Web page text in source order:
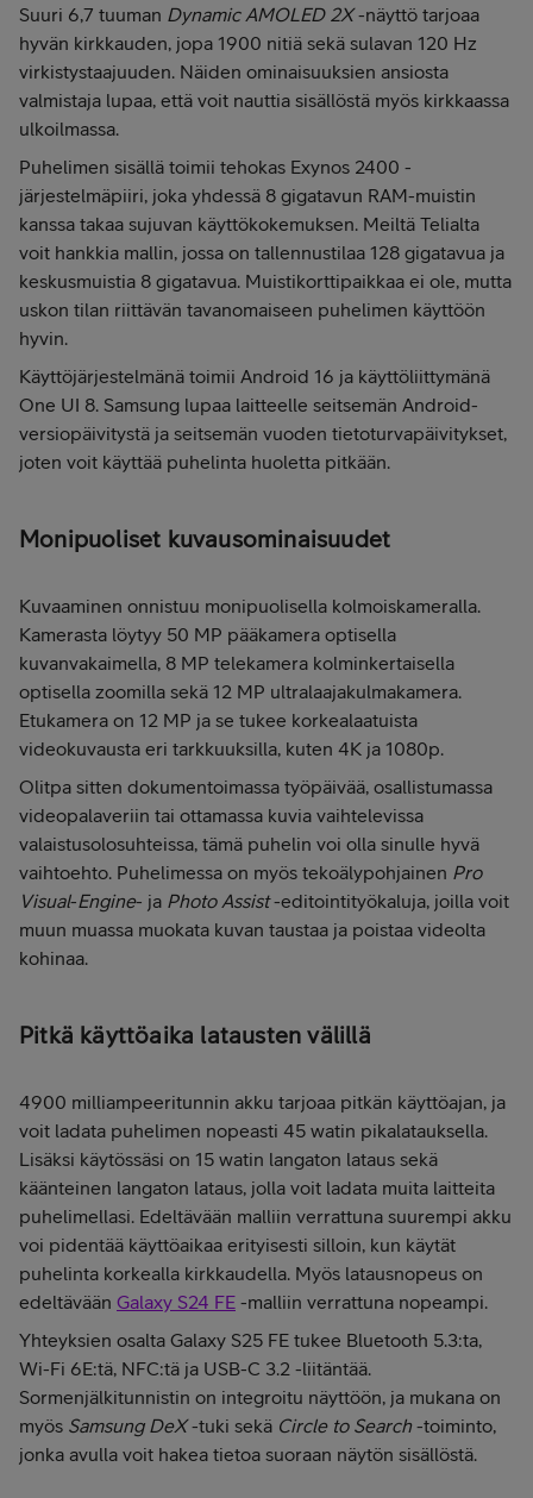
Suuri 6,7 tuuman Dynamic AMOLED 2X-näyttö tarjoaa
hyvän kirkkauden, jopa 1900 nitiä sekä sulavan 120 Hz
virkistystaajuuden. Näiden ominaisuuksien ansiosta
valmistaja lupaa, että voit nauttia sisällöstä myös kirkkaassa
ulkoilmassa.
Puhelimen sisällä toimii tehokas Exynos 2400 -
järjestelmäpiiri, joka yhdessä 8 gigatavun RAM-muistin
kanssa takaa sujuvan käyttökokemuksen. Meiltä Telialta
voit hankkia mallin, jossa on tallennustilaa 128 gigatavua ja
keskusmuistia 8 gigatavua. Muistikorttipaikkaa ei ole, mutta
uskon tilan riittävän tavanomaiseen puhelimen käyttöön
hyvin.
Käyttöjärjestelmänä toimii Android 16 ja käyttöliittymänä
One UI 8. Samsung lupaa laitteelle seitsemän Android-
versiopäivitystä ja seitsemän vuoden tietoturvapäivitykset,
joten voit käyttää puhelinta huoletta pitkään.
Monipuoliset kuvausominaisuudet
Kuvaaminen onnistuu monipuolisella kolmoiskameralla.
Kamerasta löytyy 50 MP pääkamera optisella
kuvanvakaimella, 8 MP telekamera kolminkertaisella
optisella zoomilla sekä 12 MP ultralaajakulmakamera.
Etukamera on 12 MP ja se tukee korkealaatuista
videokuvausta eri tarkkuuksilla, kuten 4K ja 1080p.
Olitpa sitten dokumentoimassa työpäivää, osallistumassa
videopalaveriin tai ottamassa kuvia vaihtelevissa
valaistusolosuhteissa, tämä puhelin voi olla sinulle hyvä
vaihtoehto. Puhelimessa on myös tekoälypohjainen Pro
Visual-Engine- ja Photo Assist-editointityökaluja, joilla voit
muun muassa muokata kuvan taustaa ja poistaa videolta
kohinaa.
Pitkä käyttöaika latausten välillä
4900 milliampeeritunnin akku tarjoaa pitkän käyttöajan, ja
voit ladata puhelimen nopeasti 45 watin pikalatauksella.
Lisäksi käytössäsi on 15 watin langaton lataus sekä
käänteinen langaton lataus, jolla voit ladata muita laitteita
puhelimellasi. Edeltävään malliin verrattuna suurempi akku
voi pidentää käyttöaikaa erityisesti silloin, kun käytät
puhelinta korkealla kirkkaudella. Myös latausnopeus on
edeltävään Galaxy S24 FE -malliin verrattuna nopeampi.
Yhteyksien osalta Galaxy S25 FE tukee Bluetooth 5.3:ta,
Wi-Fi 6E:tä, NFC:tä ja USB-C 3.2 -liitäntää.
Sormenjälkitunnistin on integroitu näyttöön, ja mukana on
myös Samsung DeX-tuki sekä Circle to Search-toiminto,
jonka avulla voit hakea tietoa suoraan näytön sisällöstä.